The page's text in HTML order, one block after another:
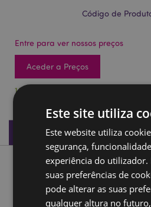
Código de
Entre para ver nossos preços
Aceder a Preços
1344 em stock
Especificações do Produto
Descrição do Produto
Figuras Egípcias em Saco
Este site utiliza
Este website utiliza
segurança,
experiência do utilizador.
suas preferências de
pode alterar as suas
qualquer altura no